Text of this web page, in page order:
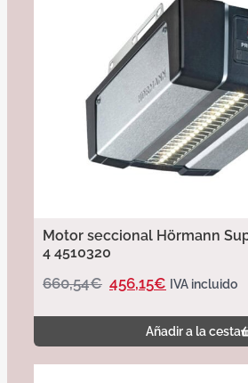
Motor seccional Hörmann
4 4510320
660,54€ 456,15€ IVA incluido
Añadir a la cesta